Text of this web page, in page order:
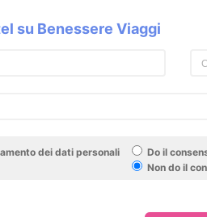
su Benessere Viaggi
dei dati personali
Do il
Non do il